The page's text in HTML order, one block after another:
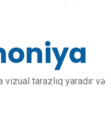
vizual tarazlıq yaradır və